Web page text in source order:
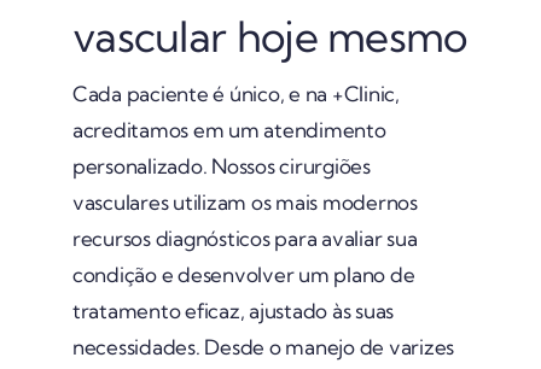
vascular hoje mesmo
Cada paciente é único, e na +Clinic,
acreditamos em um atendimento
personalizado. Nossos cirurgiões
vasculares utilizam os mais modernos
recursos diagnósticos para avaliar sua
condição e desenvolver um plano de
tratamento eficaz, ajustado às suas
necessidades. Desde o manejo de varizes